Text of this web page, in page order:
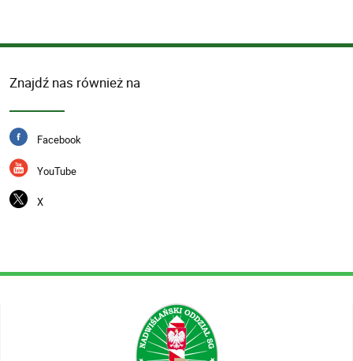
Znajdź nas również na
Facebook
YouTube
X